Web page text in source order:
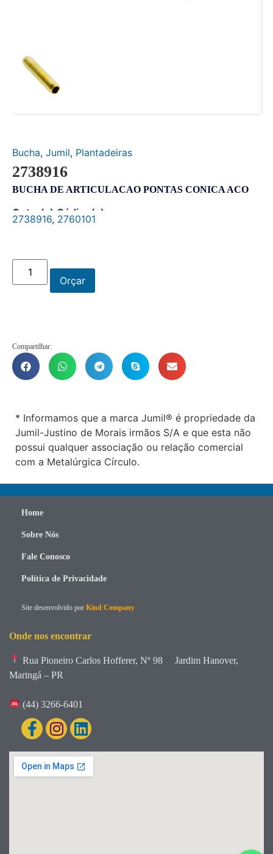
Bucha, Jumil, Plantadeiras
2738916
BUCHA DE ARTICULACAO PONTAS CONICA ACO
Outro(s) Código(s):
2738916, 2760101
Orçar
Compartilhar:
* Informamos que a marca Jumil® é propriedade da
Jumil-Justino de Morais irmãos S/A e que esta não
possui qualquer associação ou relação comercial
com a Metalúrgica Círculo.
Home
Sobre Nós
Fale Conosco
Política de Privacidade
Site desenvolvido por Kind Company
Onde nos encontrar
Rua Pioneiro Carlos Hofferer, Nº 98
Jardim Hanover,
Maringá – PR
(44) 3266-6401